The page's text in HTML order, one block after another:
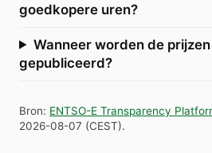
goedkopere uren?
Wanneer worden de
gepubliceerd?
Bron: ENTSO-E Transparency
2026-08-07 (CEST).